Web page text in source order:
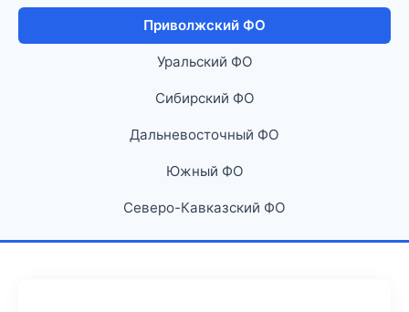
Приволжский ФО
Уральский ФО
Сибирский ФО
Дальневосточный ФО
Южный ФО
Северо-Кавказский ФО